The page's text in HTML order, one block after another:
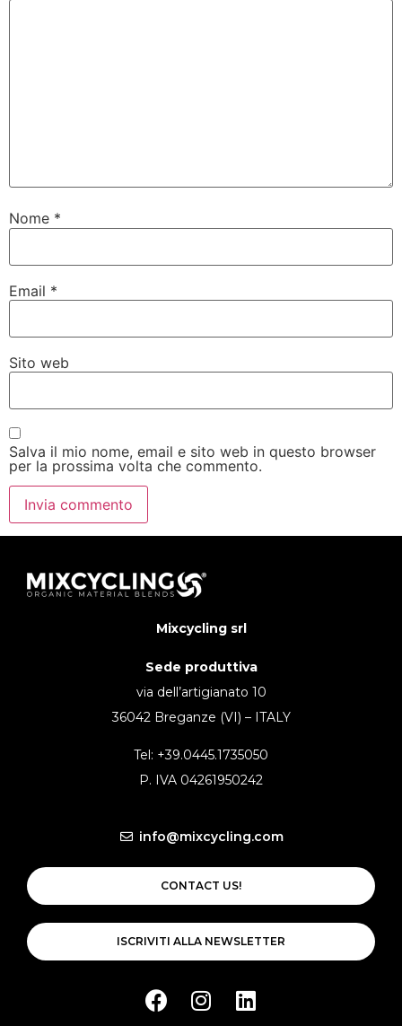
Nome *
Email *
Sito web
Salva il mio nome, email e sito web in questo browser
per la prossima volta che commento.
Mixcycling srl
Sede produttiva
via dell’artigianato 10
36042 Breganze (VI) – ITALY
Tel: +39.0445.1735050
P. IVA 04261950242
info@mixcycling.com
CONTACT US!
ISCRIVITI ALLA NEWSLETTER